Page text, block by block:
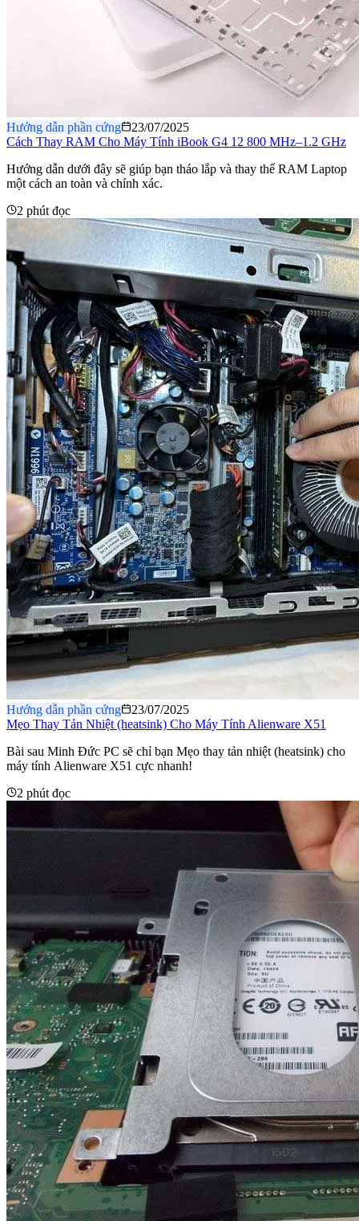
Hướng dẫn phần cứng
23/07/2025
Cách Thay RAM Cho Máy Tính iBook G4 12 800 MHz–1.2 GHz
Hướng dẫn dưới đây sẽ giúp bạn tháo lắp và thay thế RAM Laptop
một cách an toàn và chính xác.
2 phút đọc
Hướng dẫn phần cứng
23/07/2025
Mẹo Thay Tản Nhiệt (heatsink) Cho Máy Tính Alienware X51
Bài sau Minh Đức PC sẽ chỉ bạn Mẹo thay tản nhiệt (heatsink) cho
máy tính Alienware X51 cực nhanh!
2 phút đọc